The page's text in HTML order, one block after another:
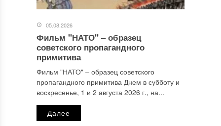
05.08.2026
Фильм "НАТО" ‒ образец
советского пропагандного
примитива
Фильм "НАТО" ‒ образец советского
пропагандного примитива Днем в субботу и
воскресенье, 1 и 2 августа 2026 г., на...
Далее